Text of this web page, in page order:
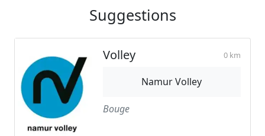
Suggestions
Volley 0 km
Namur Volley
Bouge